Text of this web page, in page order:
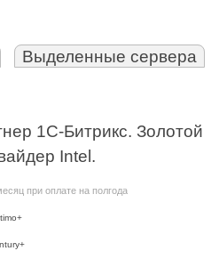
Выделенные сервера
1С-Битрикс. Золотой
Intel.
при оплате на полгода